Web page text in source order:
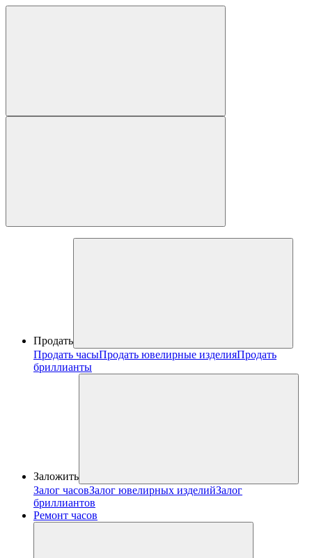
Продать
Продать часыПродать ювелирные изделияПродать
бриллианты
Заложить
Залог часовЗалог ювелирных изделийЗалог
бриллиантов
Ремонт часов